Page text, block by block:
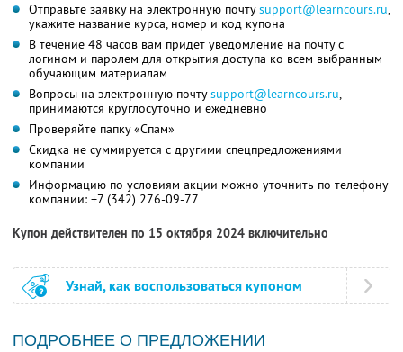
Отправьте заявку на электронную почтуsupport@learncours.ru,
укажите название курса, номер и код купона
В течение 48 часов вам придет уведомление на почту с
логином и паролем для открытия доступа ко всем выбранным
обучающим материалам
Вопросы на электронную почтуsupport@learncours.ru,
принимаются круглосуточно и ежедневно
Проверяйте папку «Спам»
Скидка не суммируется с другими спецпредложениями
компании
Информацию по условиям акции можно уточнить по телефону
компании: +7 (342) 276-09-77
Купон действителен по 15 октября 2024 включительно
Узнай, как воспользоваться купоном
ПОДРОБНЕЕ О ПРЕДЛОЖЕНИИ